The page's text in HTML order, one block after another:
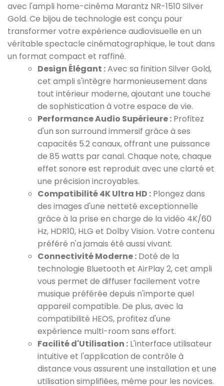
avec l'ampli home-cinéma Marantz NR-1510 Silver
Gold. Ce bijou de technologie est conçu pour
transformer votre expérience audiovisuelle en un
véritable spectacle cinématographique, le tout dans
un format compact et raffiné.
Design Élégant :Avec sa finition Silver Gold,
cet ampli s'intègre harmonieusement dans
tout intérieur moderne, ajoutant une touche
de sophistication à votre espace de vie.
Performance Audio Supérieure : Profitez
d'un son surround immersif grâce à ses
capacités 5.2 canaux, offrant une puissance
de 85 watts par canal. Chaque note, chaque
effet sonore est reproduit avec une clarté et
une précision incroyables.
Compatibilité 4K Ultra HD : Plongez dans
des images d'une netteté exceptionnelle
grâce à la prise en charge de la vidéo 4K/60
Hz, HDR10, HLG et Dolby Vision. Votre contenu
préféré n'a jamais été aussi vivant.
Connectivité Moderne : Doté de la
technologie Bluetooth et AirPlay 2, cet ampli
vous permet de diffuser facilement votre
musique préférée depuis n'importe quel
appareil compatible. De plus, avec la
compatibilité HEOS, profitez d'une
expérience multi-room sans effort.
Facilité d'Utilisation : L'interface utilisateur
intuitive et l'application de contrôle à
distance vous assurent une installation et une
utilisation simplifiées, même pour les novices.